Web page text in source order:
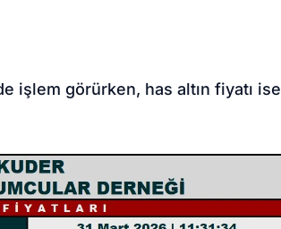
işlem görürken, has altın fiyatı ise